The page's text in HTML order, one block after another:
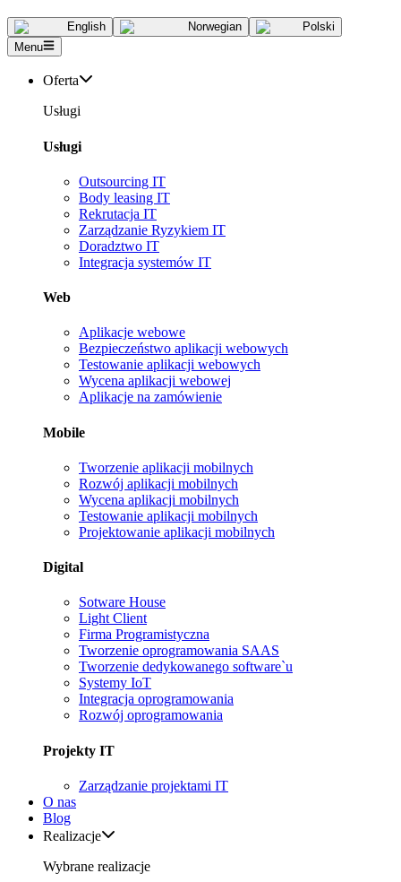
English Norwegian
Polski
Menu
Oferta
Usługi
Usługi
Outsourcing IT
Body leasing IT
Rekrutacja IT
Zarządzanie Ryzykiem IT
Doradztwo IT
Integracja systemów IT
Web
Aplikacje webowe
Bezpieczeństwo aplikacji webowych
Testowanie aplikacji webowych
Wycena aplikacji webowej
Aplikacje na zamówienie
Mobile
Tworzenie aplikacji mobilnych
Rozwój aplikacji mobilnych
Wycena aplikacji mobilnych
Testowanie aplikacji mobilnych
Projektowanie aplikacji mobilnych
Digital
Sotware House
Light Client
Firma Programistyczna
Tworzenie oprogramowania SAAS
Tworzenie dedykowanego software`u
Systemy IoT
Integracja oprogramowania
Rozwój oprogramowania
Projekty IT
Zarządzanie projektami IT
O nas
Blog
Realizacje
Wybrane realizacje